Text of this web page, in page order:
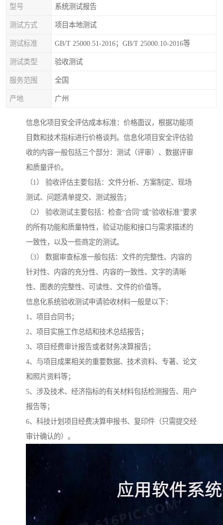
型号 系统测试报告
测试方式 项目本地测试
测试标准 GB/T 25000.51-2016；GB/T 25000.10-2016等
测试类型 验收测试
服务范围 全国
产地 广州
信息化项目安全评估成本标准：价格面议，根据功能项
目数和技术指标进行价格谈判。信息化项目安全评估验
收的内容一般包括三个部分：测试（评审）、数据评审
和质量评价。
（1） 验收评估主要包括：文件分析、方案制定、现场
测试、问题清单提交、测试报告；
（2） 验收测试主要包括：检查“合同”或“验收标准”要求
的所有功能和质量特性，验证功能和接口与需求描述的
一致性，以及一些商定的测试。
（3） 数据审查标准一般包括：文件的完整性、内容的
针对性、内容的充分性、内容的一致性、文字的清晰
性、图表的完整性、可读性、文件的价值等。
信息化系统验收测试申请验收材料一般是以下：
1、项目合同书；
2、项目实施工作总结和技术总结报告；
3、项目经费审计报告或者财务决算报告；
4、与项目成果相关的重要数据、技术资料、专著、论文
和照片资料等；
5、涉及技术、经济指标的有关材料包括检测报告、用户
报告等；
6、科技计划项目经费决算申报书、复印件（只需提交经
审计确认的）。